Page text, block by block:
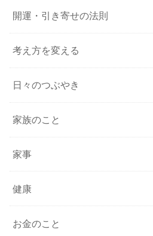
開運・引き寄せの法則
考え方を変える
日々のつぶやき
家族のこと
家事
健康
お金のこと